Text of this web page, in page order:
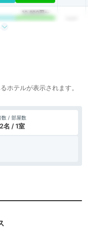
10,800円〜
ホテルが表示されます。
数 / 部屋数
名 / 1室